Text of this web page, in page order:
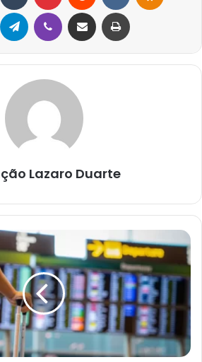
WhatsAppTelegram Viber Compartilhar via e-mail Imprimir
Lazaro Duarte